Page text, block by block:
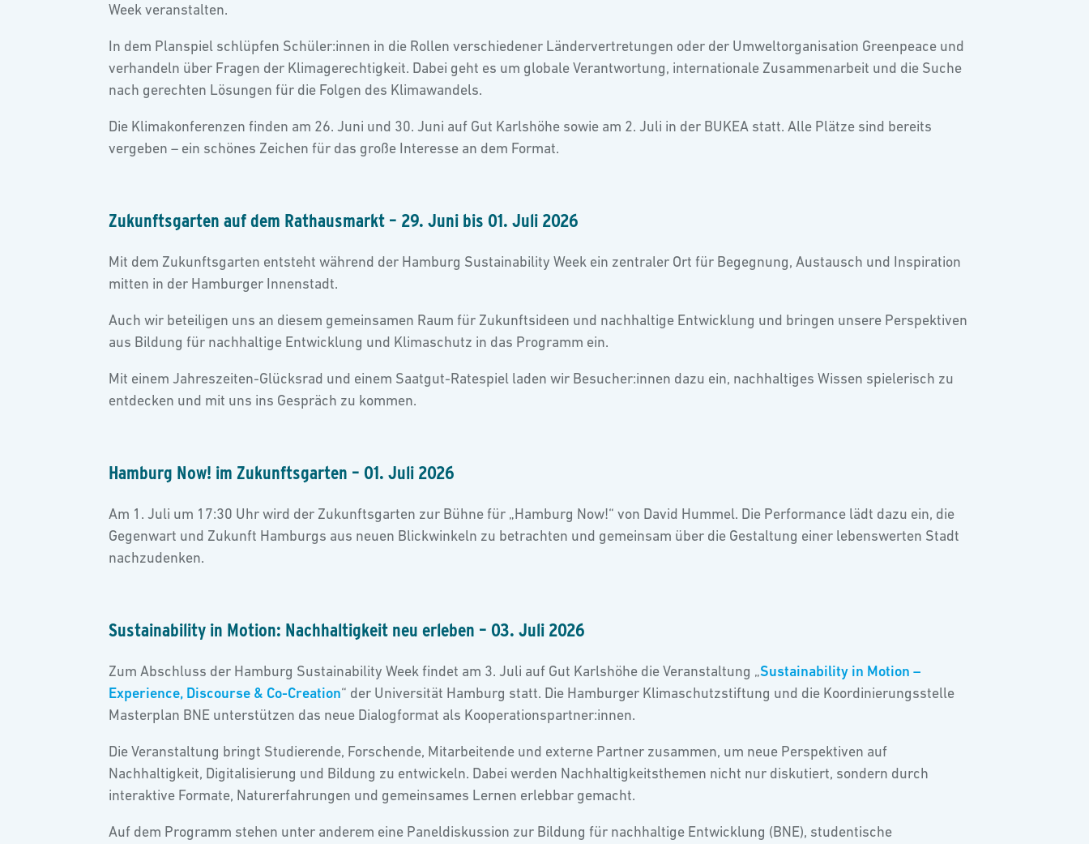
Week veranstalten.
In dem Planspiel schlüpfen Schüler:innen in die Rollen verschiedener Ländervertretungen oder der Umweltorganisation Greenpeace und
verhandeln über Fragen der Klimagerechtigkeit. Dabei geht es um globale Verantwortung, internationale Zusammenarbeit und die Suche
nach gerechten Lösungen für die Folgen des Klimawandels.
Die Klimakonferenzen finden am 26. Juni und 30. Juni auf Gut Karlshöhe sowie am 2. Juli in der BUKEA statt. Alle Plätze sind bereits
vergeben – ein schönes Zeichen für das große Interesse an dem Format.
Zukunftsgarten auf dem Rathausmarkt – 29. Juni bis 01. Juli 2026
Mit dem Zukunftsgarten entsteht während der Hamburg Sustainability Week ein zentraler Ort für Begegnung, Austausch und Inspiration
mitten in der Hamburger Innenstadt.
Auch wir beteiligen uns an diesem gemeinsamen Raum für Zukunftsideen und nachhaltige Entwicklung und bringen unsere Perspektiven
aus Bildung für nachhaltige Entwicklung und Klimaschutz in das Programm ein.
Mit einem Jahreszeiten-Glücksrad und einem Saatgut-Ratespiel laden wir Besucher:innen dazu ein, nachhaltiges Wissen spielerisch zu
entdecken und mit uns ins Gespräch zu kommen.
Hamburg Now! im Zukunftsgarten – 01. Juli 2026
Am 1. Juli um 17:30 Uhr wird der Zukunftsgarten zur Bühne für „Hamburg Now!“ von David Hummel. Die Performance lädt dazu ein, die
Gegenwart und Zukunft Hamburgs aus neuen Blickwinkeln zu betrachten und gemeinsam über die Gestaltung einer lebenswerten Stadt
nachzudenken.
Sustainability in Motion: Nachhaltigkeit neu erleben – 03. Juli 2026
Zum Abschluss der Hamburg Sustainability Week findet am 3. Juli auf Gut Karlshöhe die Veranstaltung „Sustainability in Motion –
Experience, Discourse & Co-Creation“ der Universität Hamburg statt. Die Hamburger Klimaschutzstiftung und die Koordinierungsstelle
Masterplan BNE unterstützen das neue Dialogformat als Kooperationspartner:innen.
Die Veranstaltung bringt Studierende, Forschende, Mitarbeitende und externe Partner zusammen, um neue Perspektiven auf
Nachhaltigkeit, Digitalisierung und Bildung zu entwickeln. Dabei werden Nachhaltigkeitsthemen nicht nur diskutiert, sondern durch
interaktive Formate, Naturerfahrungen und gemeinsames Lernen erlebbar gemacht.
Auf dem Programm stehen unter anderem eine Paneldiskussion zur Bildung für nachhaltige Entwicklung (BNE), studentische